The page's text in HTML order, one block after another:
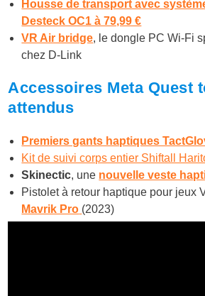
Housse de transport avec
Desteck OC1 à 79,99 €
VR Air bridge, le dongle PC Wi-Fi
chez D-Link
Accessoires Meta Quest
attendus
Premiers gants haptiques
Kit de suivi corps entier Shiftall
Skinectic, une nouvelle veste
Pistolet à retour haptique pour jeux
Mavrik Pro (2023)